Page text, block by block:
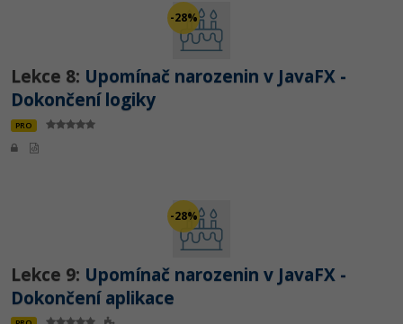
-28%
Lekce 8: Upomínač narozenin v JavaFX -
Dokončení logiky
PRO
-28%
Lekce 9: Upomínač narozenin v JavaFX -
Dokončení aplikace